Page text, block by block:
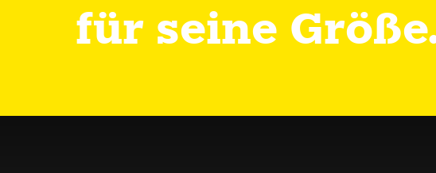
für seine